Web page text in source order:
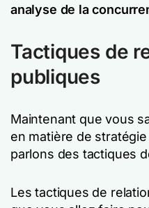
analyse de la
Tactiques de
publiques
Maintenant que vous
en matière de
parlons des tactiques
Les tactiques de